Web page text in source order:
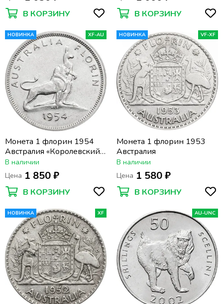
В КОРЗИНУ В КОРЗИНУ
НОВИНКА XF-AU
Монета 1 флорин 1954
Австралия «Королевский
визит в Австралию»
В наличии
Цена 1 850 ₽
В КОРЗИНУ
НОВИНКА VF-XF
Монета 1 флорин 1953
Австралия
В наличии
Цена 1 580 ₽
В КОРЗИНУ
НОВИНКА XF AU-UNC